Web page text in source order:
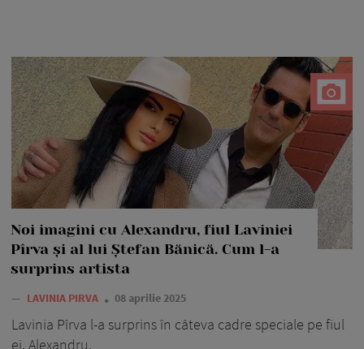
Noi imagini cu Alexandru, fiul Laviniei
Pîrva și al lui Ștefan Bănică. Cum l-a
surprins artista
— LAVINIA PIRVA 08 aprilie 2025
Lavinia Pîrva l-a surprins în câteva cadre speciale pe fiul
ei, Alexandru.